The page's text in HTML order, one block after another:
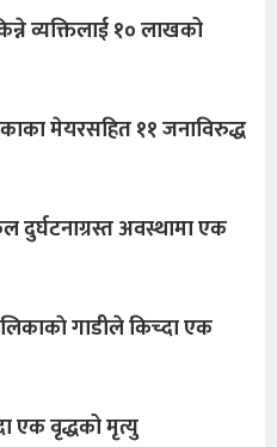
व्यक्तिलाई १० लाखको
मेयरसहित ११ जनाविरुद्ध
दुर्घटनाग्रस्त अवस्थामा एक
गाडीले किच्दा एक
एक वृद्धको मृत्यु